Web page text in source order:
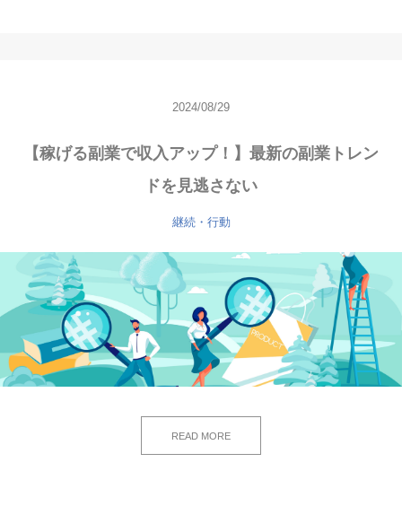
2024/08/29
【稼げる副業で収入アップ！】最新の副業トレン
ドを見逃さない
継続・行動
READ MORE